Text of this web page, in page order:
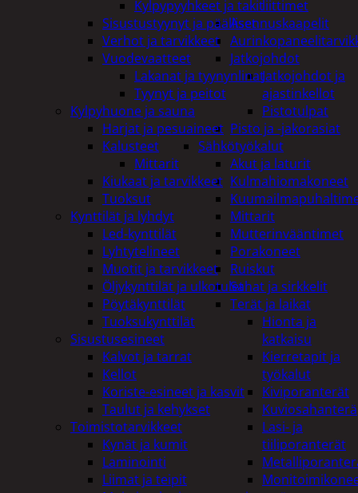
liittimet
Asennuskaapelit
Jatkojohdot
Jatkojohdot ja
ajastinkellot
Pistotulpat
Pisto ja -jakorasiat
Sähkötyökalut
Akut ja laturit
Kulmahiomakoneet
Mittarit
Mutterinvääntimet
Porakoneet
Ruiskut
Sahat ja sirkkelit
Terät ja laikat
Hionta ja
katkaisu
Kierretapit ja
työkalut
Kiviporanterät
Kuviosahanterä
Lasi- ja
tiiliporanterät
Kylpypyyhkeet ja takit
Sisustustyynyt ja päälliset
Verhot ja tarvikkeet
Vuodevaatteet
Lakanat ja tyynynlinat
Tyynyt ja peitot
Kylpyhuone ja sauna
Harjat ja pesuaineet
Kalusteet
Mittarit
Kiukaat ja tarvikkeet
Tuoksut
Kynttilät ja lyhdyt
Led-kynttilät
Lyhtytelineet
Muotit ja tarvikkeet
Öljykynttilät ja ulkotulet
Pöytäkynttilät
Tuoksukynttilät
Sisustusesineet
Kalvot ja tarrat
Kellot
Koriste-esineet ja kasvit
Taulut ja kehykset
Toimistotarvikkeet
Kynät ja kumit
Laminointi
Liimat ja teipit